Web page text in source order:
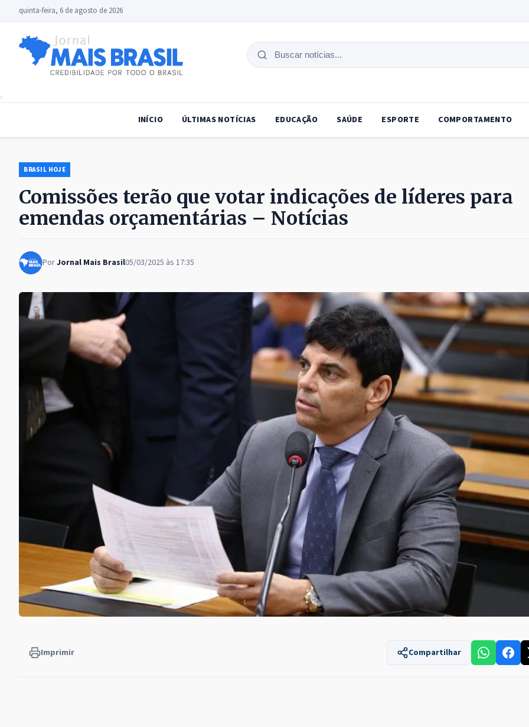
quinta-feira, 6 de agosto de 2026
Buscar
INÍCIO ÚLTIMAS NOTÍCIAS EDUCAÇÃO SAÚDE ESPORTE COMPORTAMENTO
BRASIL HOJE
Comissões terão que votar indicações de líderes para
emendas orçamentárias – Notícias
PorJornal Mais Brasil05/03/2025 às 17:35
Imprimir Compartilhar